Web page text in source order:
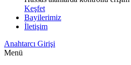
Keşfet
Bayilerimiz
İletişim
Anahtarcı Girişi
Menü